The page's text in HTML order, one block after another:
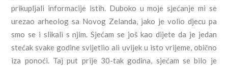
prikupljali informacije istih. Duboko u moje sjećanje mi se
urezao arheolog sa Novog Zelanda, jako je volio djecu pa
smo se i slikali s njim. Sjećam se još kao dijete da je jedan
stećak svake godine svijetlio ali uvijek u isto vrijeme, obično
iza ponoći. Taj put prije 30-tak godina, sjećam se bilo je